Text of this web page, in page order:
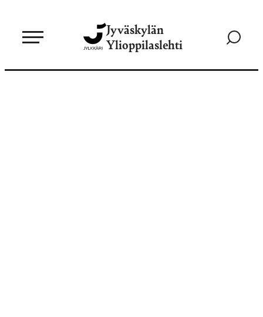
sisältöön
Jyväskylän
Ylioppilaslehti
Siirry